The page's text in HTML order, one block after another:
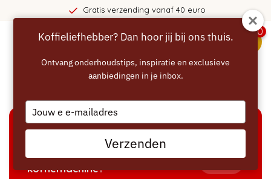
Gratis verzending vanaf 40 euro
0
Welke producten passen bij mijn
koffiemachine?
Koffieliefhebber? Dan hoor jij bij ons thuis.
Ontvang onderhoudstips, inspiratie en exclusieve
aanbiedingen in je inbox.
Type
your
email
Verzenden